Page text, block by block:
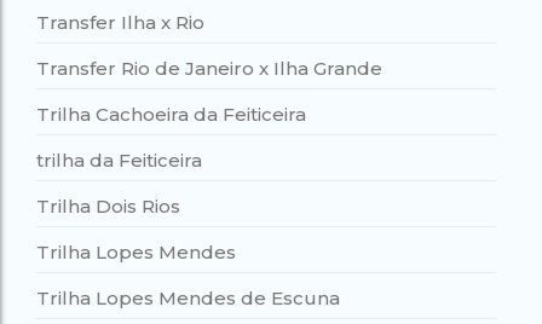
Transfer Ilha x Rio
Transfer Rio de Janeiro x Ilha Grande
Trilha Cachoeira da Feiticeira
trilha da Feiticeira
Trilha Dois Rios
Trilha Lopes Mendes
Trilha Lopes Mendes de Escuna